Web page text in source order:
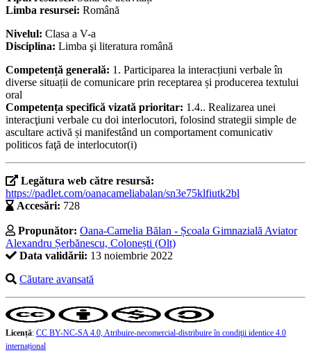
Limba resursei: Română
Nivelul: Clasa a V-a
Disciplina: Limba şi literatura română
Competență generală: 1. Participarea la interacțiuni verbale în
diverse situații de comunicare prin receptarea și producerea textului
oral
Competența specifică vizată prioritar: 1.4.. Realizarea unei
interacţiuni verbale cu doi interlocutori, folosind strategii simple de
ascultare activă și manifestând un comportament comunicativ
politicos faţă de interlocutor(i)
Legătura web către resursă:
https://padlet.com/oanacameliabalan/sn3e75klfiutk2bl
Accesări: 728
Propunător: Oana-Camelia Bălan - Școala Gimnazială Aviator
Alexandru Șerbănescu, Colonești (Olt)
Data validării: 13 noiembrie 2022
Căutare avansată
Licență: CC BY-NC-SA 4.0, Atribuire-necomercial-distribuire în condiţii identice 4.0
internațional